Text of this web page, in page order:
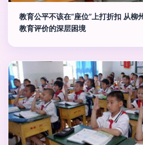
教育公平不该在“座位”上打折扣 从柳
教育评价的深层困境